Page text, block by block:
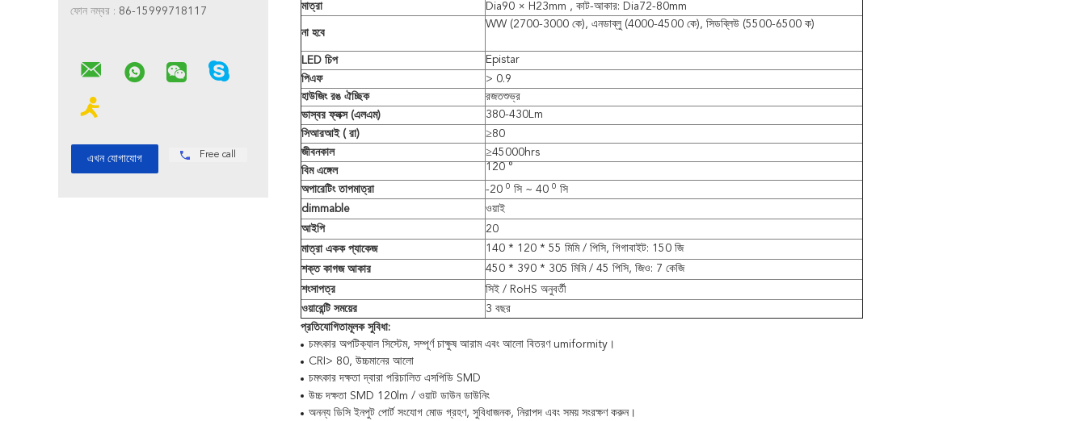
ফোন নম্বর : 86-15999718117
Free call
মাত্রা
Dia90 × H23mm , কাট-আকার: Dia72-80mm
না হবে
WW (2700-3000 কে), এনডাব্লু (4000-4500 কে), সিডব্লিউ (5500-6500 ক)
LED চিপ
Epistar
পিএফ
> 0.9
হাউজিং রঙ ঐচ্ছিক
রজতশুভ্র
ভাস্বর ফ্লক্স (এলএম)
380-430Lm
সিআরআই ( রা)
≥80
জীবনকাল
≥45000hrs
বিম এঙ্গেল
120 °
অপারেটিং তাপমাত্রা -20 0 সি ~ 40 0 সি
dimmable
ওয়াই
আইপি
20
মাত্রা একক প্যাকেজ
140 * 120 * 55 মিমি / পিসি, গিগাবাইট: 150 জি
শক্ত কাগজ আকার
450 * 390 * 305 মিমি / 45 পিসি, জিও: 7 কেজি
শংসাপত্র
সিই / RoHS অনুবর্তী
ওয়ারেন্টি সময়ের
3 বছর
প্রতিযোগিতামূলক সুবিধা:
চমৎকার অপটিক্যাল সিস্টেম, সম্পূর্ণ চাক্ষুষ আরাম এবং আলো বিতরণ umiformity।
CRI> 80, উচ্চমানের আলো
চমৎকার দক্ষতা দ্বারা পরিচালিত এসপিডি SMD
উচ্চ দক্ষতা SMD 120lm / ওয়াট ডাউন ডাউনিং
অনন্য ডিসি ইনপুট পোর্ট সংযোগ মোড গ্রহণ, সুবিধাজনক, নিরাপদ এবং সময় সংরক্ষণ করুন।